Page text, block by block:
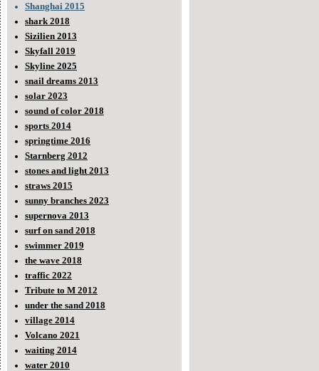
Shanghai 2015
shark 2018
Sizilien 2013
Skyfall 2019
Skyline 2025
snail dreams 2013
solar 2023
sound of color 2018
sports 2014
springtime 2016
Starnberg 2012
stones and light 2013
straws 2015
sunny branches 2023
supernova 2013
surf on sand 2018
swimmer 2019
the wave 2018
traffic 2022
Tribute to M 2012
under the sand 2018
village 2014
Volcano 2021
waiting 2014
water 2010